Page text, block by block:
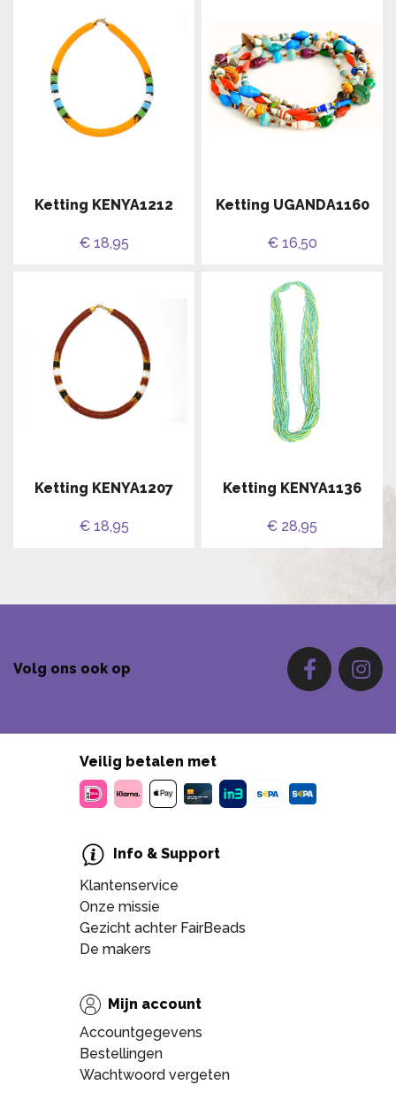
Ketting KENYA1212
€ 18,95
Ketting UGANDA1160
€ 16,50
Ketting KENYA1207
€ 18,95
Ketting KENYA1136
€ 28,95
Volg ons ook op
Veilig betalen met
Info & Support
Klantenservice
Onze missie
Gezicht achter FairBeads
De makers
Mijn account
Accountgegevens
Bestellingen
Wachtwoord vergeten